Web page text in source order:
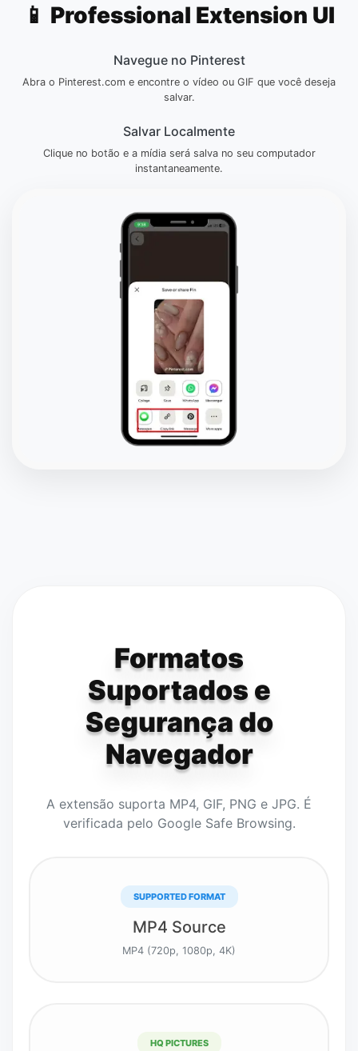
📱 Professional Extension UI
Navegue no Pinterest
Abra o Pinterest.com e encontre o vídeo ou GIF que você deseja
salvar.
Salvar Localmente
Clique no botão e a mídia será salva no seu computador
instantaneamente.
Formatos
Suportados e
Segurança do
Navegador
A extensão suporta MP4, GIF, PNG e JPG. É
verificada pelo Google Safe Browsing.
SUPPORTED FORMAT
MP4 Source
MP4 (720p, 1080p, 4K)
HQ PICTURES